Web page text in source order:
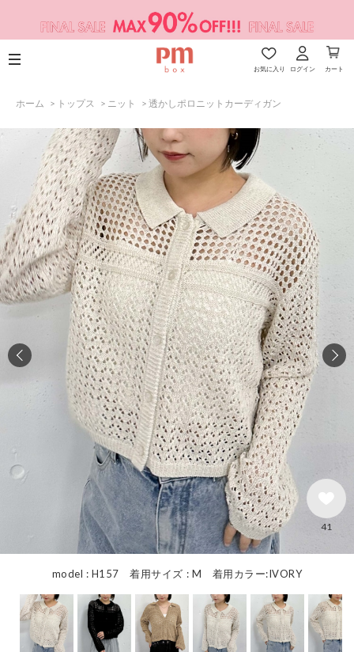
お気に入り ログイン カート
ホーム > トップス > ニット > 透かしポロニットカーディガン
model : H157 着用サイズ : M 着用カラー:IVORY
41